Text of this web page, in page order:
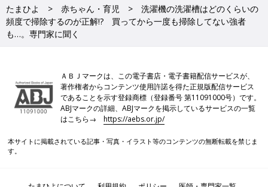
PROFILE）
株式会社ベアーズの取締役副社長。家事代行サービス業界の成長
と発展を目指す一般社団法人全国家事代行サービス協会の会長を
学長として新たな挑戦を開始。2016年のTBSドラマ「逃げるは
恥だが役に立つ」、2020年の読売テレビ・日本テレビ系ドラマ
「極主夫道」でも家事監修を担当した。1男1女の母。
※文中のコメントは「たまひよ」アプリユーザーから集めた体験
談を再編集したものです。
※この記事は「たまひよONLINE」で過去に公開されたもので
たまひよ 赤ちゃん・育児
洗濯機の洗濯槽はどのくらいの
頻度で掃除するのが正解!? 買ってから一度も掃除してない強者
も…。専門家に聞く
ＡＢＪマークは、この電子書店・電子書籍配信サービスが、
著作権者からコンテンツ使用許諾を得た正規版配信サービス
であることを示す登録商標（登録番号 第11091000号）です。
ABJマークの詳細、ABJマークを掲示しているサービスの一覧
はこちら→https://aebs.or.jp/
本サイトに掲載されている記事・写真・イラスト等のコンテンツの無断転載を禁じま
す。